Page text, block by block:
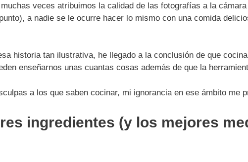
veces atribuimos la calidad de las fotografías a la
a nadie se le ocurre hacer lo mismo con una comida
historia tan ilustrativa, he llegado a la conclusión de que
enseñarnos unas cuantas cosas además de que la
a los que saben cocinar, mi ignorancia en ese ámbito me
ingredientes (y los mejores